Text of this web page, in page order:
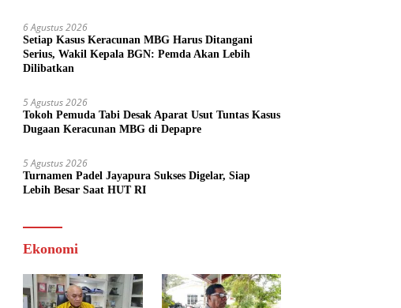
6 Agustus 2026
Setiap Kasus Keracunan MBG Harus Ditangani
Serius, Wakil Kepala BGN: Pemda Akan Lebih
Dilibatkan
5 Agustus 2026
Tokoh Pemuda Tabi Desak Aparat Usut Tuntas Kasus
Dugaan Keracunan MBG di Depapre
5 Agustus 2026
Turnamen Padel Jayapura Sukses Digelar, Siap
Lebih Besar Saat HUT RI
Ekonomi